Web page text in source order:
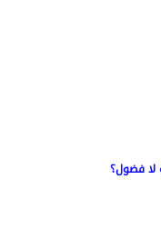
لا فضول؟